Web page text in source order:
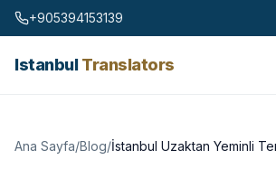
Skip to content
+905394153139
IstanbulTranslators
Ana Sayfa/Blog/İstanbul Uzaktan Yeminli